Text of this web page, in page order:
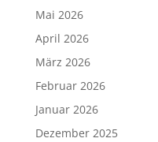
Mai 2026
April 2026
März 2026
Februar 2026
Januar 2026
Dezember 2025